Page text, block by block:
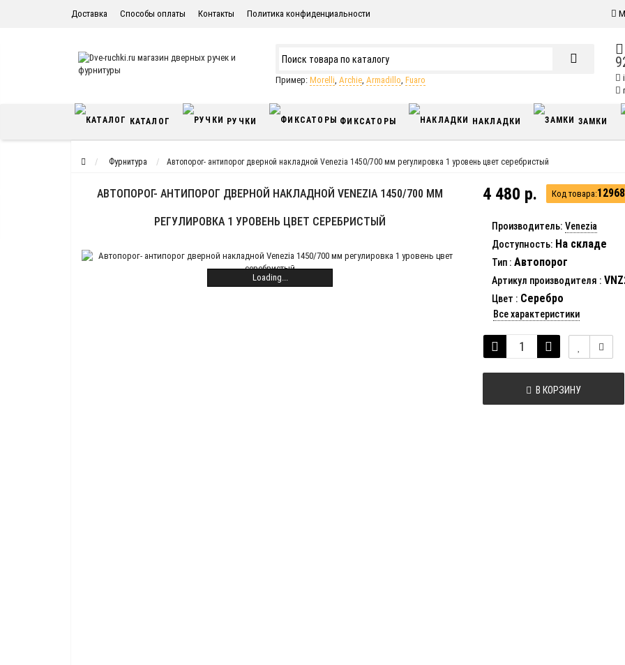
Доставка Способы оплаты Контакты Политика конфиденциальности
Пример: Morelli, Archie, Armadillo, Fuaro
КАТАЛОГ РУЧКИ ФИКСАТОРЫ НАКЛАДКИ ЗАМКИ
Фурнитура Автопорог- антипорог дверной накладной Venezia 1450/700 мм регулировка 1 уровень цвет серебристый
АВТОПОРОГ- АНТИПОРОГ ДВЕРНОЙ НАКЛАДНОЙ VENEZIA 1450/700 ММ
РЕГУЛИРОВКА 1 УРОВЕНЬ ЦВЕТ СЕРЕБРИСТЫЙ
Loading...
4 480 р. Код товара:12968
Производитель: Venezia
Доступность: На складе
Тип : Автопорог
Артикул производителя :
Цвет : Серебро
Все характеристики
В КОРЗИНУ